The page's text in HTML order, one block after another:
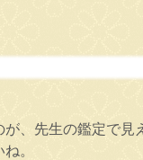
、先生の鑑定で
。